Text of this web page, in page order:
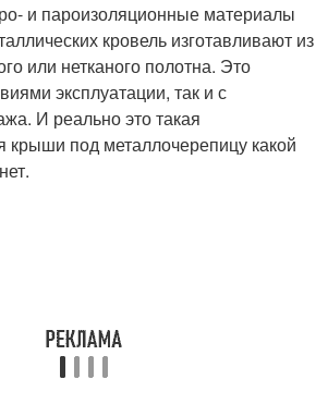
и пароизоляционные материалы
кровель изготавливают из
или нетканого полотна. Это
эксплуатации, так и с
И реально это такая
крыши под металлочерепицу какой